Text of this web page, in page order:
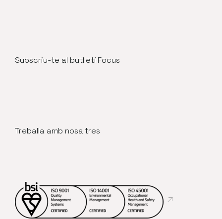
Subscriu-te al butlletí Focus
Treballa amb nosaltres